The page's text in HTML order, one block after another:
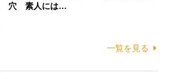
穴 素人には…
一覧を見る